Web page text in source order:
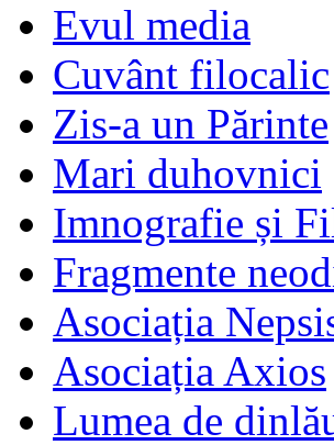
Evul media
Cuvânt filocalic
Zis-a un Părinte
Mari duhovnici
Imnografie și
Fragmente
Asociația
Asociația Axios
Lumea de